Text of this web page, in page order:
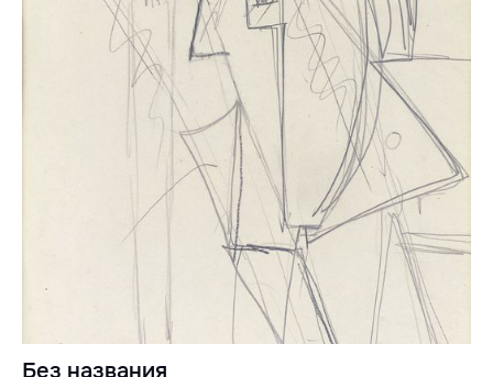
Без названия